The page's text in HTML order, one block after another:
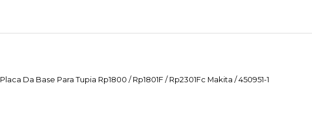
Placa Da Base Para Tupia Rp1800 / Rp1801F / Rp2301Fc Makita / 450951-1